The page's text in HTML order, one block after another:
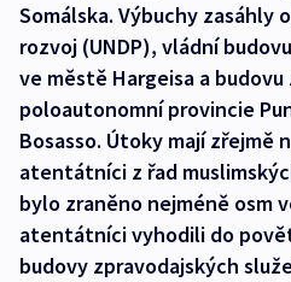
Somálska. Výbuchy zasáhly
rozvoj (UNDP), vládní
ve městě Hargeisa a
poloautonomní provincie
Bosasso. Útoky mají zřejmě
atentátníci z řad
bylo zraněno nejméně osm
atentátníci vyhodili do
budovy zpravodajských